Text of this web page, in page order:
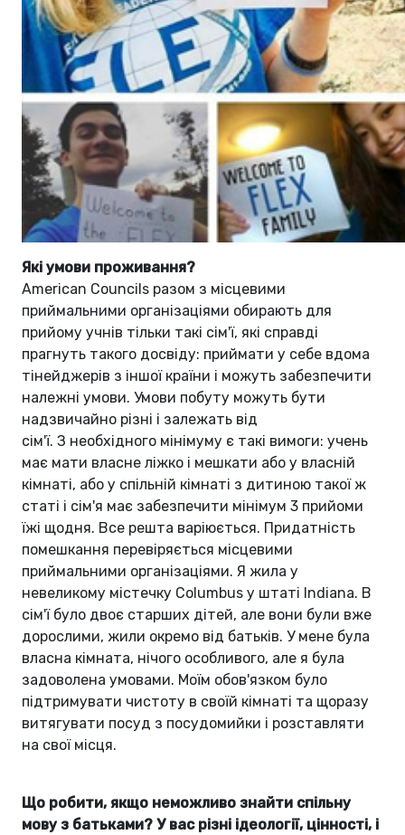
Які умови проживання?
American Councils разом з місцевими
приймальними організаціями обирають для
прийому учнів тільки такі сім'ї, які справді
прагнуть такого досвіду: приймати у себе вдома
тінейджерів з іншої країни і можуть забезпечити
належні умови. Умови побуту можуть бути
надзвичайно різні і залежать від
сім'ї. З необхідного мінімуму є такі вимоги: учень
має мати власне ліжко і мешкати або у власній
кімнаті, або у спільній кімнаті з дитиною такої ж
статі і сім'я має забезпечити мінімум 3 прийоми
їжі щодня. Все решта варіюється. Придатність
помешкання перевіряється місцевими
приймальними організаціями. Я жила у
невеликому містечку Columbus у штаті Indiana. В
сім'ї було двоє старших дітей, але вони були вже
дорослими, жили окремо від батьків. У мене була
власна кімната, нічого особливого, але я була
задоволена умовами. Моїм обов'язком було
підтримувати чистоту в своїй кімнаті та щоразу
витягувати посуд з посудомийки і розставляти
на свої місця.
Що робити, якщо неможливо знайти спільну
мову з батьками? У вас різні ідеології, цінності, і